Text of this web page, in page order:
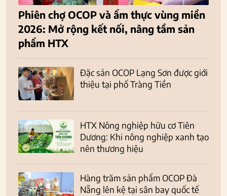
Phiên chợ OCOP và ẩm thực vùng miền
2026: Mở rộng kết nối, nâng tầm sản
phẩm HTX
Đặc sản OCOP Lạng Sơn được giới
thiệu tại phố Tràng Tiền
HTX Nông nghiệp hữu cơ Tiên
Dương: Khi nông nghiệp xanh tạo
nên thương hiệu
Hàng trăm sản phẩm OCOP Đà
Nẵng lên kệ tại sân bay quốc tế